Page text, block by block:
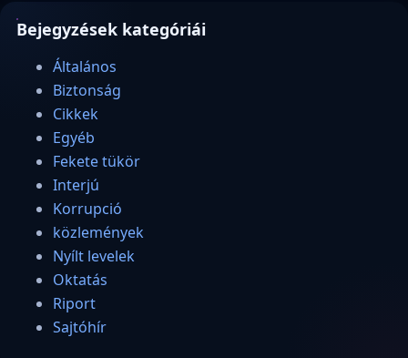
Bejegyzések kategóriái
Általános
Biztonság
Cikkek
Egyéb
Fekete tükör
Interjú
Korrupció
közlemények
Nyílt levelek
Oktatás
Riport
Sajtóhír